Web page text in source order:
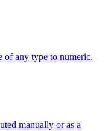
of any type to numeric.
manually or as a